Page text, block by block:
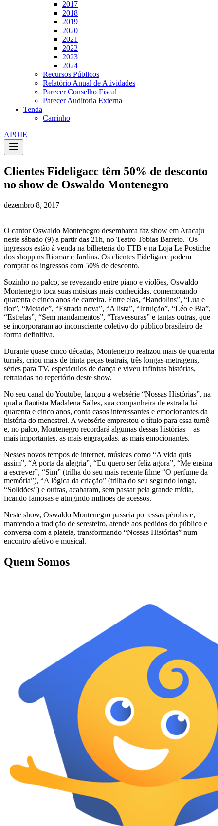
2017
2018
2019
2020
2021
2022
2023
2024
Recursos Públicos
Relatório Anual de Atividades
Parecer Conselho Fiscal
Parecer Auditoria Externa
Tenda
Carrinho
APOIE
Clientes Fideligacc têm 50% de desconto
no show de Oswaldo Montenegro
dezembro 8, 2017
O cantor Oswaldo Montenegro desembarca faz show em Aracaju
neste sábado (9) a partir das 21h, no Teatro Tobias Barreto. Os
ingressos estão à venda na bilheteria do TTB e na Loja Le Postiche
dos shoppins Riomar e Jardins. Os clientes Fideligacc podem
comprar os ingressos com 50% de desconto.
Sozinho no palco, se revezando entre piano e violões, Oswaldo
Montenegro toca suas músicas mais conhecidas, comemorando
quarenta e cinco anos de carreira. Entre elas, “Bandolins”, “Lua e
flor”, “Metade”, “Estrada nova”, “A lista”, “Intuição”, “Léo e Bia”,
“Estrelas”, “Sem mandamentos”, “Travessuras” e tantas outras, que
se incorporaram ao inconsciente coletivo do público brasileiro de
forma definitiva.
Durante quase cinco décadas, Montenegro realizou mais de quarenta
turnês, criou mais de trinta peças teatrais, três longas-metragens,
séries para TV, espetáculos de dança e viveu infinitas histórias,
retratadas no repertório deste show.
No seu canal do Youtube, lançou a websérie “Nossas Histórias”, na
qual a flautista Madalena Salles, sua companheira de estrada há
quarenta e cinco anos, conta casos interessantes e emocionantes da
história do menestrel. A websérie emprestou o título para essa turnê
e, no palco, Montenegro recordará algumas dessas histórias – as
mais importantes, as mais engraçadas, as mais emocionantes.
Nesses novos tempos de internet, músicas como “A vida quis
assim”, “A porta da alegria”, “Eu quero ser feliz agora”, “Me ensina
a escrever”, “Sim” (trilha do seu mais recente filme “O perfume da
memória”), “A lógica da criação” (trilha do seu segundo longa,
“Solidões”) e outras, acabaram, sem passar pela grande mídia,
ficando famosas e atingindo milhões de acessos.
Neste show, Oswaldo Montenegro passeia por essas pérolas e,
mantendo a tradição de seresteiro, atende aos pedidos do público e
conversa com a plateia, transformando “Nossas Histórias” num
encontro afetivo e musical.
Quem Somos